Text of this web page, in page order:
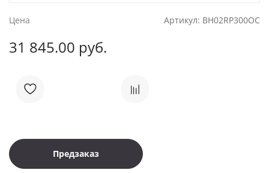
Цена Артикул: BH02RP300OC
31 845.00 руб.
Предзаказ